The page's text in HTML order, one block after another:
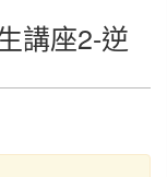
講座2-逆